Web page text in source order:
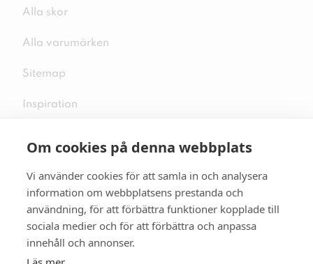
Om cookies på denna webbplats
Vi använder cookies för att samla in och analysera
information om webbplatsens prestanda och
användning, för att förbättra funktioner kopplade till
sociala medier och för att förbättra och anpassa
innehåll och annonser.
Alla skor
Alla varumärken
Sitemap
Inspiration
Följ oss på sociala medier
Se mer skor: skopunkten.se